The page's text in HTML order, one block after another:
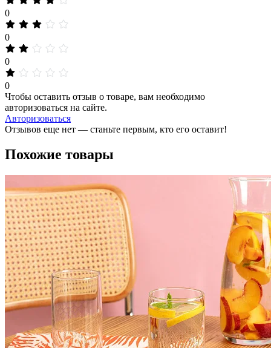
0
0
0
0
Чтобы оставить отзыв о товаре, вам необходимо
авторизоваться на сайте.
Авторизоваться
Отзывов еще нет — станьте первым, кто его оставит!
Похожие товары